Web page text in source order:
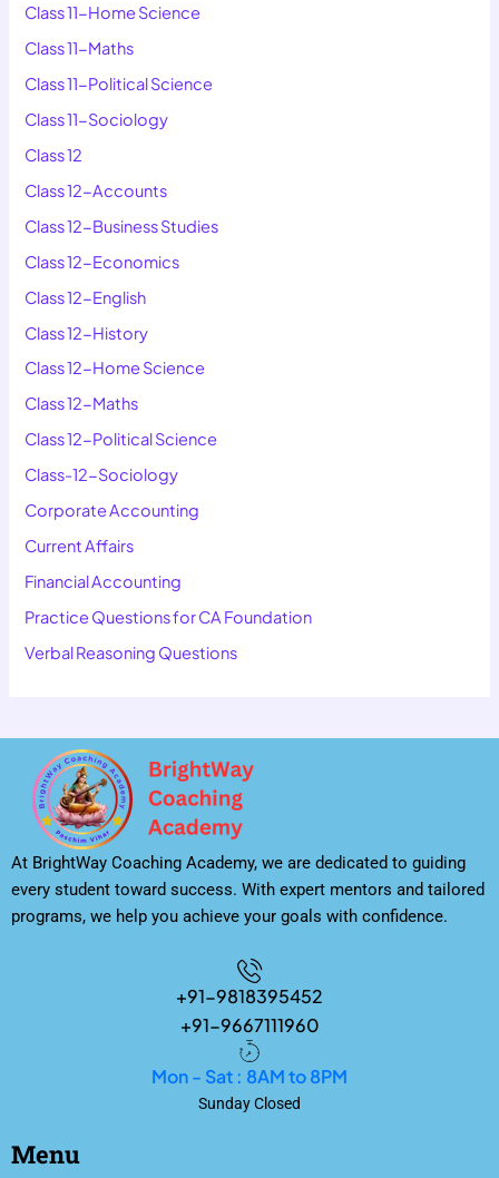
Class 11-Home Science
Class 11-Maths
Class 11-Political Science
Class 11-Sociology
Class 12
Class 12-Accounts
Class 12-Business Studies
Class 12-Economics
Class 12-English
Class 12-History
Class 12-Home Science
Class 12-Maths
Class 12-Political Science
Class-12-Sociology
Corporate Accounting
Current Affairs
Financial Accounting
Practice Questions for CA Foundation
Verbal Reasoning Questions
At BrightWay Coaching Academy, we are dedicated to guiding
every student toward success. With expert mentors and tailored
programs, we help you achieve your goals with confidence.
+91-9818395452
+91-9667111960
Mon - Sat : 8AM to 8PM
Sunday Closed
Menu